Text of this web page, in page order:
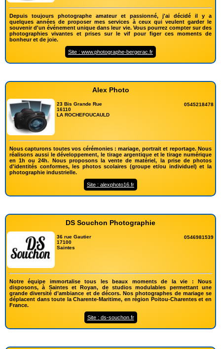
Depuis toujours photographe amateur et passionné, j'ai décidé il y a
quelques années de proposer mes services à ceux qui veulent garder le
souvenir d'un événement unique dans leur vie. Vous pourrez compter sur des
photographies vivantes et prises sur le vif pour figer ces moments de
bonheur et de joie.
Site : www.photographe-bergerac.fr
Alex Photo
23 Bis Grande Rue
16110
LA ROCHEFOUCAULD
0545218478
Nous capturons toutes vos cérémonies : mariage, portrait et reportage. Nous
réalisons aussi le développement, le tirage argentique et le tirage numérique
en 1h ou 24h. Nous proposons la vente de matériel, la prise de photos
d'identités conformes, les photos scolaires (groupe et/ou individuel) et la
photographie industrielle.
Site : alexphoto16.fr
DS Souchon Photographie
36 rue Gautier
17100
Saintes
0546981539
Notre équipe immortalise tous les beaux moments de la vie : Nous
disposons, à Saintes et Royan, de studios modulables permettant une
grande diversité d’ambiance et de décors. Nos photographes de mariage se
déplacent dans toute la Charente-Maritime, en région Poitou-Charentes et en
France.
Site : ds-souchon.fr